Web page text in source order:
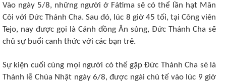
Vào ngày 5/8, những người ở Fátima sẽ có thể lần hạt Mân
Côi với Đức Thánh Cha. Sau đó, lúc 8 giờ 45 tối, tại Công viên
Tejo, nay được gọi là Cánh đồng Ân sủng, Đức Thánh Cha sẽ
chủ sự buổi canh thức với các bạn trẻ.
Sự kiện cuối cùng mọi người có thể gặp Đức Thánh Cha sẽ là
Thánh lễ Chúa Nhật ngày 6/8, được ngài chủ tế vào lúc 9 giờ